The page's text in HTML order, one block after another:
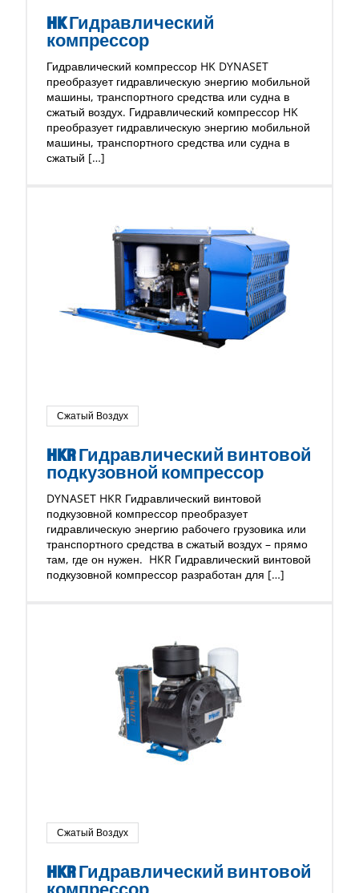
HK Гидравлический
компрессор
Гидравлический компрессор HK DYNASET
преобразует гидравлическую энергию мобильной
машины, транспортного средства или судна в
сжатый воздух. Гидравлический компрессор HK
преобразует гидравлическую энергию мобильной
машины, транспортного средства или судна в
сжатый […]
Сжатый Воздух
HKR Гидравлический винтовой
подкузовной компрессор
DYNASET HKR Гидравлический винтовой
подкузовной компрессор преобразует
гидравлическую энергию рабочего грузовика или
транспортного средства в сжатый воздух – прямо
там, где он нужен. HKR Гидравлический винтовой
подкузовной компрессор разработан для […]
Сжатый Воздух
HKR Гидравлический винтовой